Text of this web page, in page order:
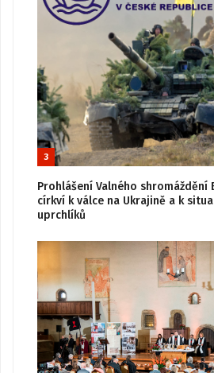
3
Prohlášení Valného shromáždění
církví k válce na Ukrajině a k
uprchlíků